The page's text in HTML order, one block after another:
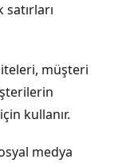
müşteri
kullanır.
medya